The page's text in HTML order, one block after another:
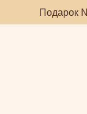
Подарок